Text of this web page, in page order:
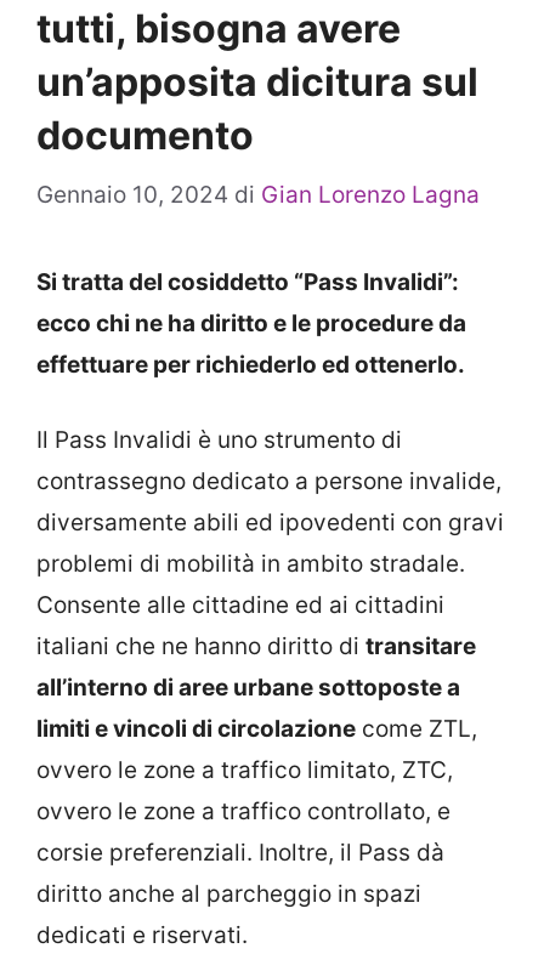
tutti, bisogna avere
un’apposita dicitura sul
documento
Gennaio 10, 2024 di Gian Lorenzo Lagna
Si tratta del cosiddetto “Pass Invalidi”:
ecco chi ne ha diritto e le procedure da
effettuare per richiederlo ed ottenerlo.
Il Pass Invalidi è uno strumento di
contrassegno dedicato a persone invalide,
diversamente abili ed ipovedenti con gravi
problemi di mobilità in ambito stradale.
Consente alle cittadine ed ai cittadini
italiani che ne hanno diritto di transitare
all’interno di aree urbane sottoposte a
limiti e vincoli di circolazione come ZTL,
ovvero le zone a traffico limitato, ZTC,
ovvero le zone a traffico controllato, e
corsie preferenziali. Inoltre, il Pass dà
diritto anche al parcheggio in spazi
dedicati e riservati.